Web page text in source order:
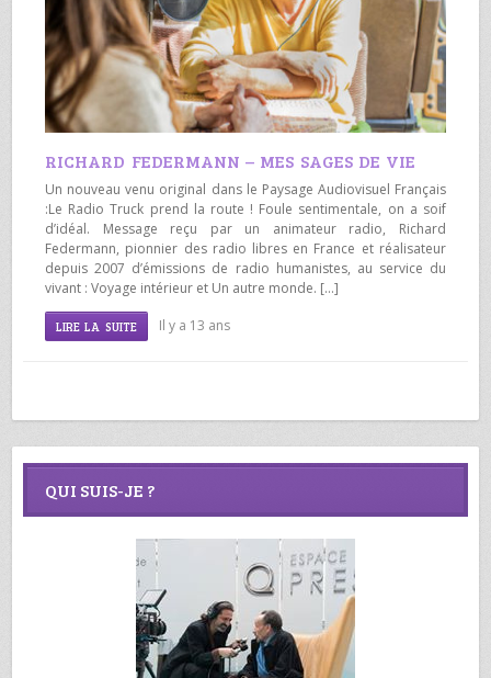
RICHARD FEDERMANN – MES SAGES DE VIE
Un nouveau venu original dans le Paysage Audiovisuel Français
:Le Radio Truck prend la route ! Foule sentimentale, on a soif
d’idéal. Message reçu par un animateur radio, Richard
Federmann, pionnier des radio libres en France et réalisateur
depuis 2007 d’émissions de radio humanistes, au service du
vivant : Voyage intérieur et Un autre monde. […]
LIRE LA SUITE Il y a 13 ans
QUI SUIS-JE ?